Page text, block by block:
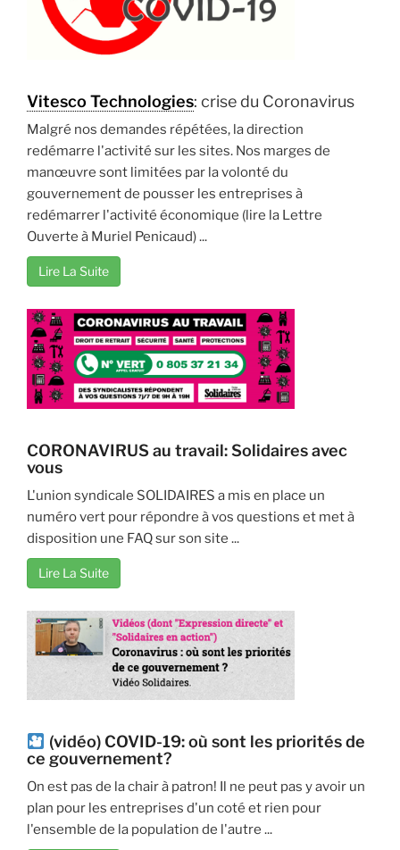
Vitesco Technologies: crise du Coronavirus
Malgré nos demandes répétées, la direction
redémarre l'activité sur les sites. Nos marges de
manœuvre sont limitées par la volonté du
gouvernement de pousser les entreprises à
redémarrer l'activité économique (lire la Lettre
Ouverte à Muriel Penicaud) ...
Lire La Suite
CORONAVIRUS au travail: Solidaires avec
vous
L'union syndicale SOLIDAIRES a mis en place un
numéro vert pour répondre à vos questions et met à
disposition une FAQ sur son site ...
Lire La Suite
(vidéo) COVID-19: où sont les priorités de
ce gouvernement?
On est pas de la chair à patron! Il ne peut pas y avoir un
plan pour les entreprises d'un coté et rien pour
l'ensemble de la population de l'autre ...